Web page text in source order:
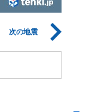
次の地震